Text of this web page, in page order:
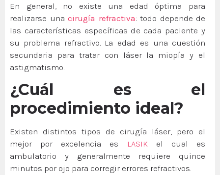
En general, no existe una edad óptima para
realizarse una cirugía refractiva: todo depende de
las características específicas de cada paciente y
su problema refractivo. La edad es una cuestión
secundaria para tratar con láser la miopía y el
astigmatismo.
¿Cuál es el
procedimiento ideal?
Existen distintos tipos de cirugía láser, pero el
mejor por excelencia es
LASIKel cual es
ambulatorio y generalmente requiere quince
minutos por ojo para corregir errores refractivos.